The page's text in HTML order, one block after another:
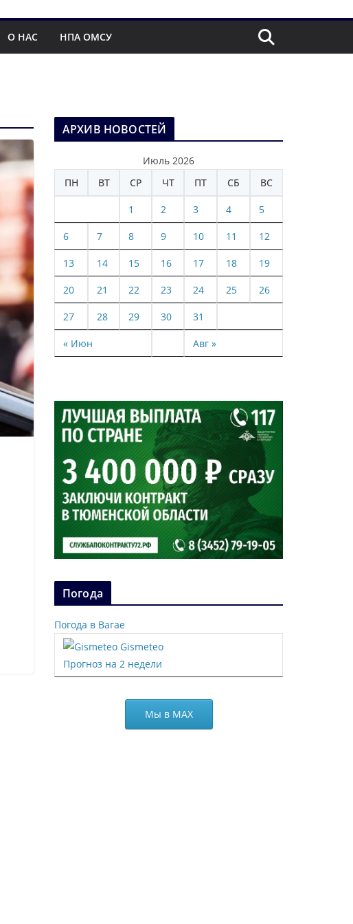
О НАС НПА ОМСУ
АРХИВ НОВОСТЕЙ
Июль 2026
ПН
ВТ СР ЧТ ПТ СБ ВС
« Июн Авг »
1 2 3 4 5
6 7 8 9 10 11 12
13 14 15 16 17 18 19
20 21 22 23 24 25 26
27 28 29 30 31
Погода
Погода в Вагае
Gismeteo
Прогноз на 2 недели
Мы в МАХ